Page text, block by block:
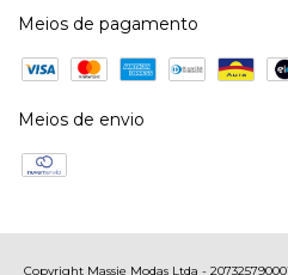
Meios de pagamento
Meios de envio
Copyright Massie Modas Ltda -